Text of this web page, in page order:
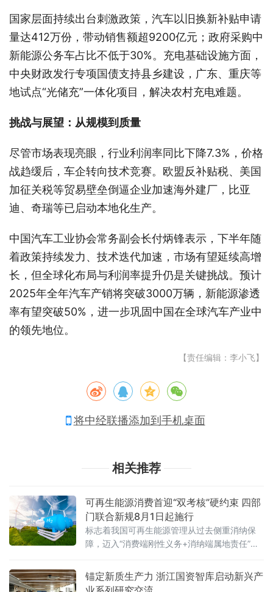
国家层面持续出台刺激政策，汽车以旧换新补贴申请
量达412万份，带动销售额超9200亿元；政府采购中
新能源公务车占比不低于30%。充电基础设施方面，
中央财政发行专项国债支持县乡建设，广东、重庆等
地试点“光储充”一体化项目，解决农村充电难题。
挑战与展望：从规模到质量
尽管市场表现亮眼，行业利润率同比下降7.3%，价格
战趋缓后，车企转向技术竞赛。欧盟反补贴税、美国
加征关税等贸易壁垒倒逼企业加速海外建厂，比亚
迪、奇瑞等已启动本地化生产。
中国汽车工业协会常务副会长付炳锋表示，下半年随
着政策持续发力、技术迭代加速，市场有望延续高增
长，但全球化布局与利润率提升仍是关键挑战。预计
2025年全年汽车产销将突破3000万辆，新能源渗透
率有望突破50%，进一步巩固中国在全球汽车产业中
的领先地位。
【责任编辑：李小飞】
将中经联播添加到手机桌面
相关推荐
可再生能源消费首迎“双考核”硬约束 四部
门联合新规8月1日起施行
标志着我国可再生能源管理从过去侧重消纳保
障，迈入“消费端刚性义务+消纳端属地责任”双
了当前可再生能源“发
锚定新质生产力 浙江国资智库启动新兴产